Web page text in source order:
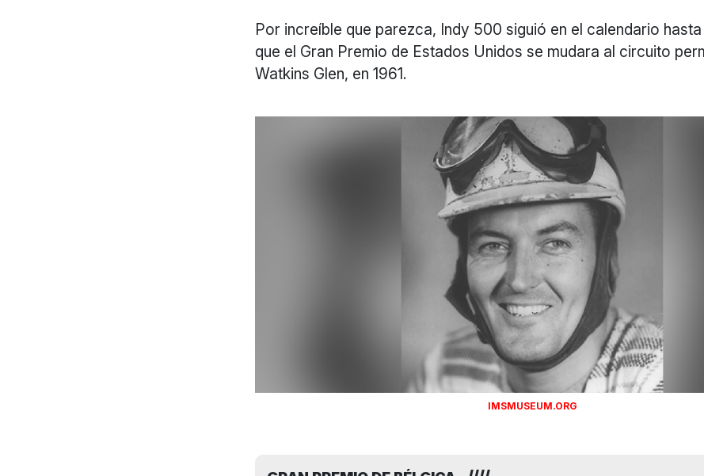
Por increíble que parezca, Indy 500 siguió en el calendario
que el Gran Premio de Estados Unidos se mudara al circuito
Watkins Glen, en 1961.
IMSMUSEUM.ORG